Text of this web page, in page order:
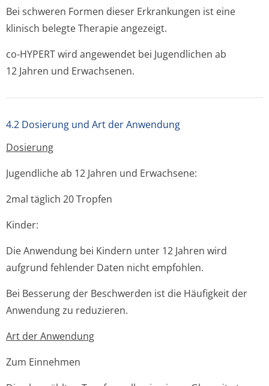
Bei schweren Formen dieser Erkrankungen ist eine
klinisch belegte Therapie angezeigt.
co-HYPERT wird angewendet bei Jugendlichen ab
12 Jahren und Erwachsenen.
4.2 Dosierung und Art der Anwendung
Dosierung
Jugendliche ab 12 Jahren und Erwachsene:
2mal täglich 20 Tropfen
Kinder:
Die Anwendung bei Kindern unter 12 Jahren wird
aufgrund fehlender Daten nicht empfohlen.
Bei Besserung der Beschwerden ist die Häufigkeit der
Anwendung zu reduzieren.
Art der Anwendung
Zum Einnehmen